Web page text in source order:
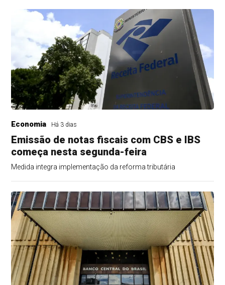
Economia Há 3 dias
Emissão de notas fiscais com CBS e IBS
começa nesta segunda-feira
Medida integra implementação da reforma tributária